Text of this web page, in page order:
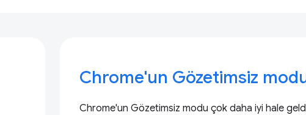
Chrome'un Gözetimsiz
Chrome'un Gözetimsiz modu çok daha iyi hale